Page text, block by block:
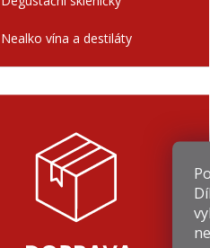
Nealko vína a destiláty